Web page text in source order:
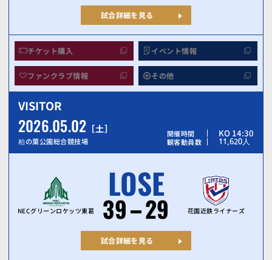
試合詳細を見る
チケット購入 イベント情報
ファンクラブ情報 その他
VISITOR
2026.05.02 土
柏の葉公園総合競技場
開催時間 KO 14:30
観客動員数 11,620人
NECグリーンロケッツ東葛
LOSE
39 29 花園近鉄ライナーズ
試合詳細を見る